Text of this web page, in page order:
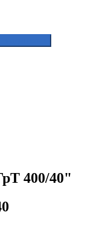
400/40"